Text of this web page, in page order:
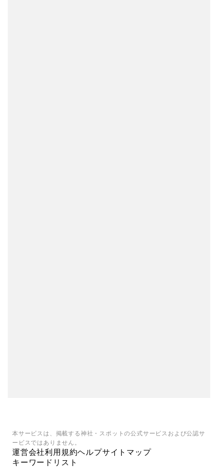
本サービスは、掲載する神社・スポットの公式サービスおよび公認サ
ービスではありません。
運営会社利用規約ヘルプサイトマップ
キーワードリスト